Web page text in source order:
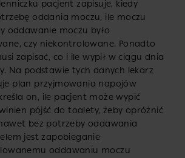
pacjent zapisuje, kiedy
oddania moczu, ile moczu
oddawanie moczu było
czy niekontrolowane. Ponadto
zapisać, co i ile wypił w ciągu dnia
Na podstawie tych danych lekarz
plan przyjmowania napojów
on, ile pacjent może wypić
pójść do toalety, żeby opróżnić
bez potrzeby oddawania
jest zapobieganie
oddawaniu moczu